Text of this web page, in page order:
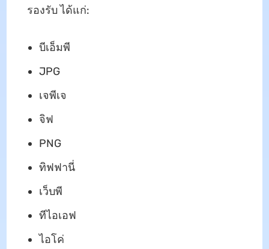
รองรับ ได้แก่:
บีเอ็มพี
JPG
เจพีเจ
จิฟ
PNG
ทิฟฟานี่
เว็บพี
ทีไอเอฟ
ไอโค่